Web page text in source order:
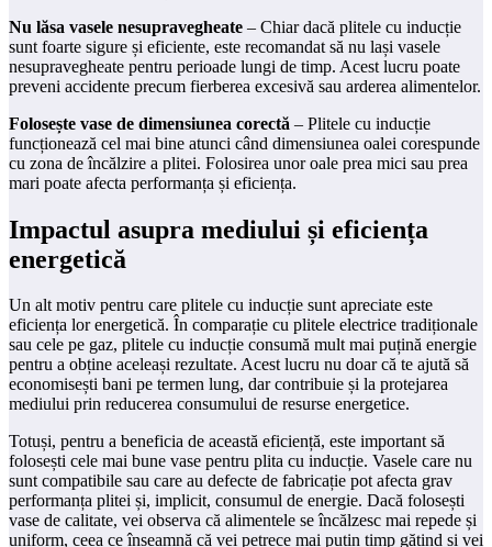
Nu lăsa vasele nesupravegheate – Chiar dacă plitele cu inducție
sunt foarte sigure și eficiente, este recomandat să nu lași vasele
nesupravegheate pentru perioade lungi de timp. Acest lucru poate
preveni accidente precum fierberea excesivă sau arderea alimentelor.
Folosește vase de dimensiunea corectă – Plitele cu inducție
funcționează cel mai bine atunci când dimensiunea oalei corespunde
cu zona de încălzire a plitei. Folosirea unor oale prea mici sau prea
mari poate afecta performanța și eficiența.
Impactul asupra mediului și eficiența
energetică
Un alt motiv pentru care plitele cu inducție sunt apreciate este
eficiența lor energetică. În comparație cu plitele electrice tradiționale
sau cele pe gaz, plitele cu inducție consumă mult mai puțină energie
pentru a obține aceleași rezultate. Acest lucru nu doar că te ajută să
economisești bani pe termen lung, dar contribuie și la protejarea
mediului prin reducerea consumului de resurse energetice.
Totuși, pentru a beneficia de această eficiență, este important să
folosești cele mai bune vase pentru plita cu inducție. Vasele care nu
sunt compatibile sau care au defecte de fabricație pot afecta grav
performanța plitei și, implicit, consumul de energie. Dacă folosești
vase de calitate, vei observa că alimentele se încălzesc mai repede și
uniform, ceea ce înseamnă că vei petrece mai puțin timp gătind și vei